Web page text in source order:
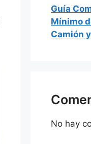
Guía
Mínimo
Camión
No hay